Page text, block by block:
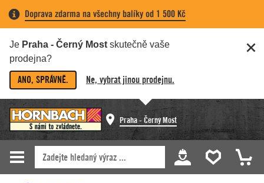
Doprava zdarma na všechny balíky od 1 500 Kč
Je Praha - Černý Most skutečně vaše
prodejna?
ANO, SPRÁVNĚ. Ne, vybrat jinou prodejnu.
Praha - Černý Most